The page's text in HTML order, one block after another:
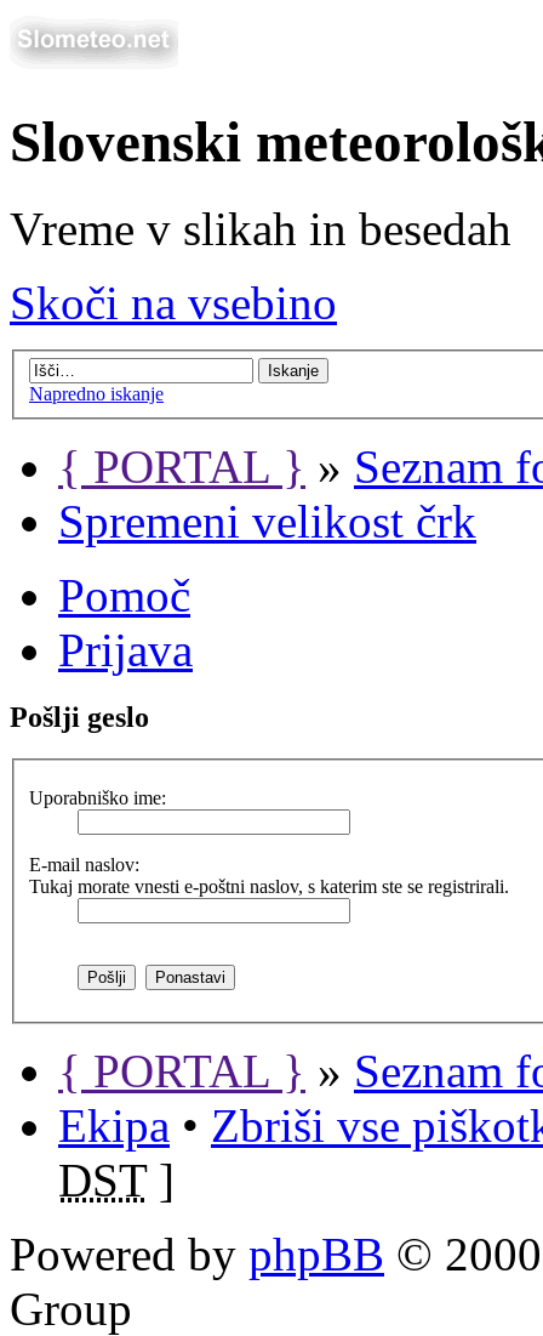
Slovenski
Vreme v slikah in besedah
Skoči na vsebino
Napredno iskanje
{ PORTAL } » Seznam
Spremeni velikost črk
Pomoč
Prijava
Pošlji geslo
Uporabniško ime:
E-mail naslov:
Tukaj morate vnesti e-poštni naslov, s katerim ste se registrirali.
{ PORTAL } » Seznam
Ekipa • Zbriši vse
DST]
Powered by phpBB ©
Group